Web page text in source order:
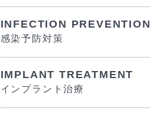
INFECTION PREVENTION
感染予防対策
IMPLANT TREATMENT
インプラント治療